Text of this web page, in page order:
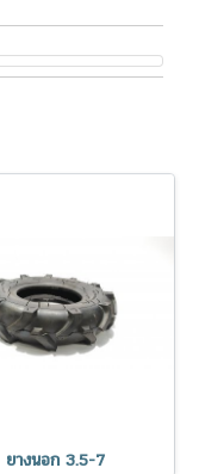
ยางนอก 3.5-7